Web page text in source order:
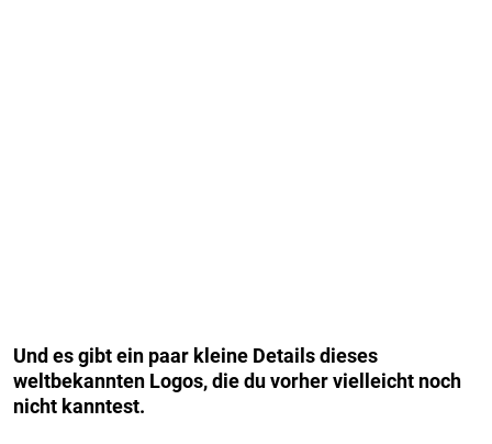
Und es gibt ein paar kleine Details dieses
weltbekannten Logos, die du vorher vielleicht noch
nicht kanntest.